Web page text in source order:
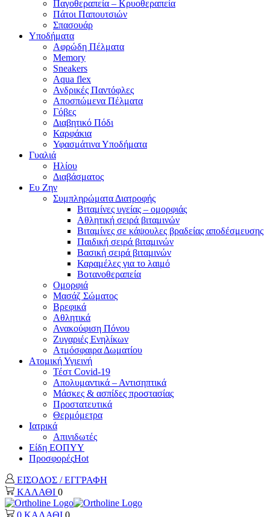
Παγοθεραπεία – Κρυοθεραπεία
Πάτοι Παπουτσιών
Σπασουάρ
Υποδήματα
Αφρώδη Πέλματα
Memory
Sneakers
Aqua flex
Ανδρικές Παντόφλες
Αποσπώμενα Πέλματα
Γόβες
Διαβητικό Πόδι
Καρφάκια
Υφασμάτινα Υποδήματα
Γυαλιά
Ηλίου
Διαβάσματος
Ευ Ζην
Συμπληρώματα Διατροφής
Βιταμίνες υγείας – ομορφιάς
Αθλητική σειρά βιταμινών
Βιταμίνες σε κάψουλες βραδείας αποδέσμευσης
Παιδική σειρά βιταμινών
Βασική σειρά βιταμινών
Καραμέλες για το λαιμό
Βοτανοθεραπεία
Ομορφιά
Μασάζ Σώματος
Βρεφικά
Αθλητικά
Ανακούφιση Πόνου
Ζυγαριές Ενηλίκων
Ατμόσφαιρα Δωματίου
Ατομική Υγιεινή
Τέστ Covid-19
Απολυμαντικά – Αντισηπτικά
Μάσκες & ασπίδες προστασίας
Προστατευτικά
Θερμόμετρα
Ιατρικά
Απινιδωτές
Είδη ΕΟΠΥΥ
ΠροσφορέςHot
ΕΙΣΟΔΟΣ / ΕΓΓΡΑΦΗ
ΚΑΛΑΘΙ 0
0 ΚΑΛΑΘΙ 0